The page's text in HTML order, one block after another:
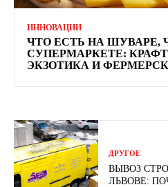
ИННОВАЦИИ
ЧТО ЕСТЬ НА ШУВАРЕ,
СУПЕРМАРКЕТЕ:
ЭКЗОТИКА И
ДРУГОЕ
ВЫВОЗ
ЛЬВОВЕ: